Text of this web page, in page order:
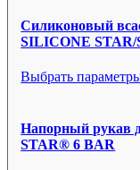
Силиконовый
SILICONE STAR/
Выбрать
Напорный рукав
STAR® 6 BAR